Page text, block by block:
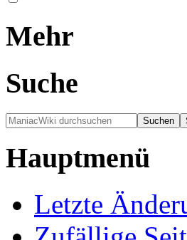
Mehr
Suche
Hauptmenü
Letzte